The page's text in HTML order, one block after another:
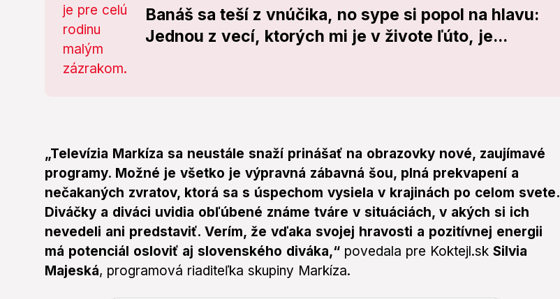
Banáš sa teší z vnúčika, no sype si popol na hlavu:
Jednou z vecí, ktorých mi je v živote ľúto, je...
„Televízia Markíza sa neustále snaží prinášať na obrazovky nové, zaujímavé
programy. Možné je všetko je výpravná zábavná šou, plná prekvapení a
nečakaných zvratov, ktorá sa s úspechom vysiela v krajinách po celom svete.
Diváčky a diváci uvidia obľúbené známe tváre v situáciách, v akých si ich
nevedeli ani predstaviť. Verím, že vďaka svojej hravosti a pozitívnej energii
má potenciál osloviť aj slovenského diváka,“ povedala pre Koktejl.sk Silvia
Majeská, programová riaditeľka skupiny Markíza.